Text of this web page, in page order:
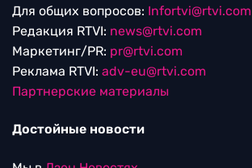
Для общих вопросов: Infortvi@rtvi.com
Редакция RTVI: news@rtvi.com
Маркетинг/PR: pr@rtvi.com
Реклама RTVI: adv-eu@rtvi.com
Партнерские материалы
Достойные новости